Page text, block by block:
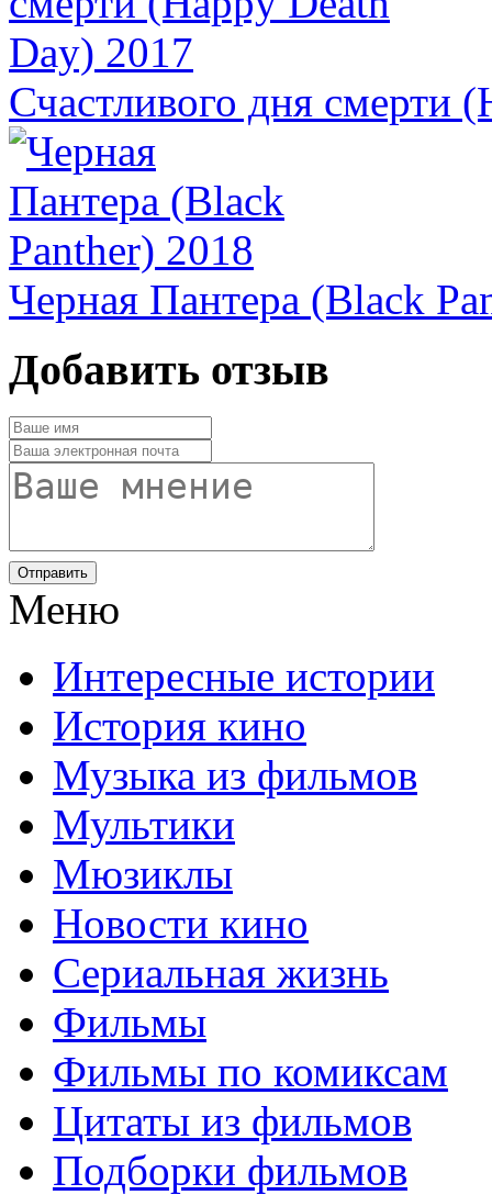
Счастливого дня смерти
Черная Пантера (Black
Добавить отзыв
Отправить
Меню
Интересные истории
История кино
Музыка из фильмов
Мультики
Мюзиклы
Новости кино
Сериальная жизнь
Фильмы
Фильмы по комиксам
Цитаты из фильмов
Подборки фильмов